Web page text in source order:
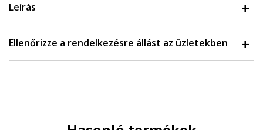
Leírás
Ellenőrizze a rendelkezésre állást az üzletekben